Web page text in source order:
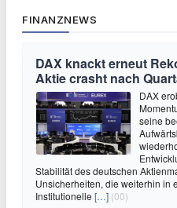
FINANZNEWS
DAX knackt erneut
Aktie crasht nach
DAX
seine
Stabilität des deutschen
Unsicherheiten, die weiterhin in
Institutionelle […] (00)